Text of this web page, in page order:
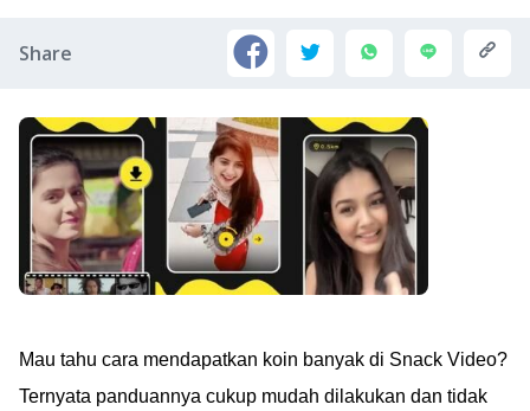
Share
Mau tahu cara mendapatkan koin banyak di Snack Video?
Ternyata panduannya cukup mudah dilakukan dan tidak